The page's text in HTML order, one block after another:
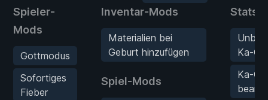
Spieler-
Mods
Gottmodus
Sofortiges
Fieber
Inventar-Mods
Materialien bei
Geburt hinzufügen
Spiel-Mods
Stats-
Ka-
Ka-